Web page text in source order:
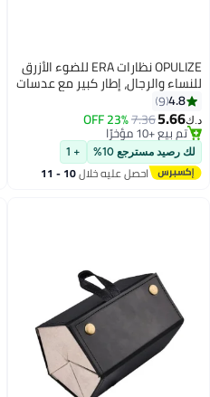
OPULIZE نظارات ERA للضوء الأزرق
للنساء والرجال، إطار كبير مع عدسات
مضادة للانعكاس ومضادة للتوهج،
نظارات خارجية وقيادة، سوداء (عبوة
من 1)
4.8
9
د.ك‏5.66
7.36
23% OFF
تم بيع +10 مؤخرًا
تم بيع +10 مؤخرًا
لك رصيد مسترجع 10% + 1
احصل عليه خلال 10 - 11